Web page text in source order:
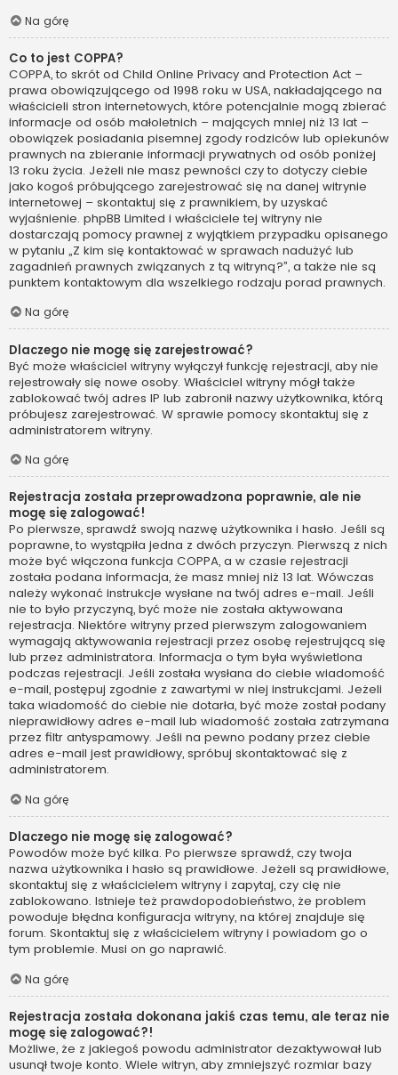
Na górę
Co to jest COPPA?
COPPA, to skrót od Child Online Privacy and Protection Act –
prawa obowiązującego od 1998 roku w USA, nakładającego na
właścicieli stron internetowych, które potencjalnie mogą zbierać
informacje od osób małoletnich – mających mniej niż 13 lat –
obowiązek posiadania pisemnej zgody rodziców lub opiekunów
prawnych na zbieranie informacji prywatnych od osób poniżej
13 roku życia. Jeżeli nie masz pewności czy to dotyczy ciebie
jako kogoś próbującego zarejestrować się na danej witrynie
internetowej – skontaktuj się z prawnikiem, by uzyskać
wyjaśnienie. phpBB Limited i właściciele tej witryny nie
dostarczają pomocy prawnej z wyjątkiem przypadku opisanego
w pytaniu „Z kim się kontaktować w sprawach nadużyć lub
zagadnień prawnych związanych z tą witryną?”, a także nie są
punktem kontaktowym dla wszelkiego rodzaju porad prawnych.
Na górę
Dlaczego nie mogę się zarejestrować?
Być może właściciel witryny wyłączył funkcję rejestracji, aby nie
rejestrowały się nowe osoby. Właściciel witryny mógł także
zablokować twój adres IP lub zabronił nazwy użytkownika, którą
próbujesz zarejestrować. W sprawie pomocy skontaktuj się z
administratorem witryny.
Na górę
Rejestracja została przeprowadzona poprawnie, ale nie
mogę się zalogować!
Po pierwsze, sprawdź swoją nazwę użytkownika i hasło. Jeśli są
poprawne, to wystąpiła jedna z dwóch przyczyn. Pierwszą z nich
może być włączona funkcja COPPA, a w czasie rejestracji
została podana informacja, że masz mniej niż 13 lat. Wówczas
należy wykonać instrukcje wysłane na twój adres e-mail. Jeśli
nie to było przyczyną, być może nie została aktywowana
rejestracja. Niektóre witryny przed pierwszym zalogowaniem
wymagają aktywowania rejestracji przez osobę rejestrującą się
lub przez administratora. Informacja o tym była wyświetlona
podczas rejestracji. Jeśli została wysłana do ciebie wiadomość
e-mail, postępuj zgodnie z zawartymi w niej instrukcjami. Jeżeli
taka wiadomość do ciebie nie dotarła, być może został podany
nieprawidłowy adres e-mail lub wiadomość została zatrzymana
przez filtr antyspamowy. Jeśli na pewno podany przez ciebie
adres e-mail jest prawidłowy, spróbuj skontaktować się z
administratorem.
Na górę
Dlaczego nie mogę się zalogować?
Powodów może być kilka. Po pierwsze sprawdź, czy twoja
nazwa użytkownika i hasło są prawidłowe. Jeżeli są prawidłowe,
skontaktuj się z właścicielem witryny i zapytaj, czy cię nie
zablokowano. Istnieje też prawdopodobieństwo, że problem
powoduje błędna konfiguracja witryny, na której znajduje się
forum. Skontaktuj się z właścicielem witryny i powiadom go o
tym problemie. Musi on go naprawić.
Na górę
Rejestracja została dokonana jakiś czas temu, ale teraz nie
mogę się zalogować?!
Możliwe, że z jakiegoś powodu administrator dezaktywował lub
usunął twoje konto. Wiele witryn, aby zmniejszyć rozmiar bazy